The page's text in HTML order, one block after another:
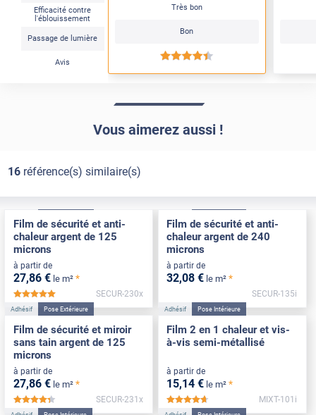
Efficacité contre
l'éblouissement
Passage de lumière
Avis
Très bon
Bon
*****
Vous aimerez aussi !
16référence(s) similaire(s)
Film de sécurité et anti-
chaleur argent de 125
microns
à partir de
27,86 € le m² *
*****
SECUR-230x
Film de sécurité et anti-
chaleur argent de 240
microns
à partir de
32,08 € le m² *
SECUR-135i
Adhésif Pose Extérieure
Film de sécurité et miroir
sans tain argent de 125
microns
à partir de
27,86 € le m² *
*****
SECUR-231x
Adhésif Pose Intérieure
Film 2 en 1 chaleur et vis-
à-vis semi-métallisé
à partir de
15,14 € le m² *
*****
MIXT-101i